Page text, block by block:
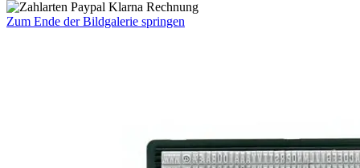
Zum Ende der Bildgalerie springen